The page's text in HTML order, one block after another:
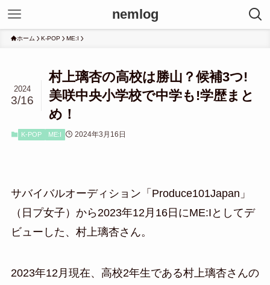
nemlog
ホーム K-POP ME:I
村上璃杏の高校は勝山？候補3つ!
美咲中央小学校で中学も!学歴まと
め！
2024
3/16
K-POP ME:I 2024年3月16日
サバイバルオーディション「Produce101Japan」
（日プ女子）から2023年12月16日にME:Iとしてデ
ビューした、村上璃杏さん。
2023年12月現在、高校2年生である村上璃杏さんの